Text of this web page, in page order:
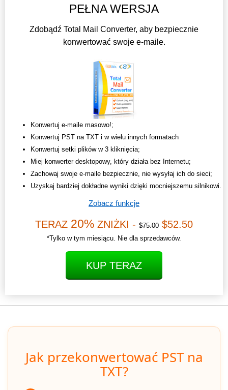
PEŁNA WERSJA
Zdobądź Total Mail Converter, aby bezpiecznie
konwertować swoje e-maile.
Konwertuj e-maile masowo!;
Konwertuj PST na TXT i w wielu innych formatach
Konwertuj setki plików w 3 kliknięcia;
Miej konwerter desktopowy, który działa bez Internetu;
Zachowaj swoje e-maile bezpiecznie, nie wysyłaj ich do sieci;
Uzyskaj bardziej dokładne wyniki dzięki mocniejszemu silnikowi.
Zobacz funkcje
TERAZ 20% ZNIŻKI - $75.00 $52.50
*Tylko w tym miesiącu. Nie dla sprzedawców.
KUP TERAZ
Jak przekonwertować PST na
TXT?